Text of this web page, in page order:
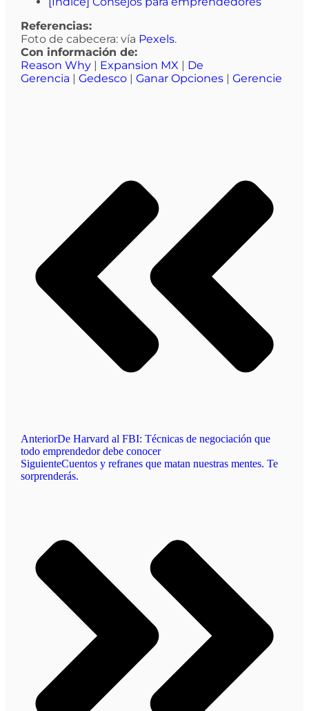
Referencias:
Foto de cabecera: vía Pexels.
Con información de:
Reason Why| Expansion MX
De
Gerencia
Gedesco| Ganar Opciones| Gerencie
AnteriorDe Harvard al FBI: Técnicas de negociación que
todo emprendedor debe conocer
SiguienteCuentos y refranes que matan nuestras mentes. Te
sorprenderás.